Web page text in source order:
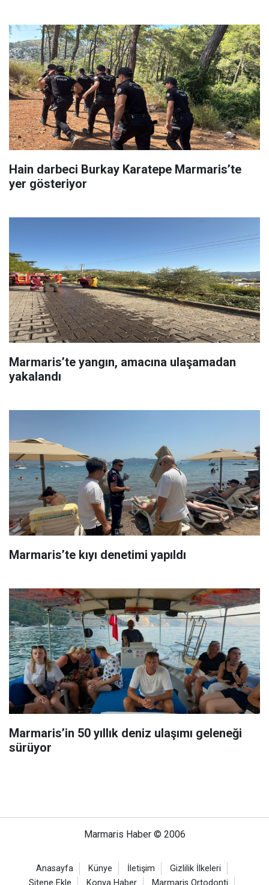
Hain darbeci Burkay Karatepe Marmaris’te
yer gösteriyor
Marmaris’te yangın, amacına ulaşamadan
yakalandı
Marmaris’te kıyı denetimi yapıldı
Marmaris’in 50 yıllık deniz ulaşımı geleneği
sürüyor
Marmaris Haber © 2006
Anasayfa Künye İletişim
Gizlilik İlkeleri
Sitene Ekle
Konya Haber Marmaris Ortodonti